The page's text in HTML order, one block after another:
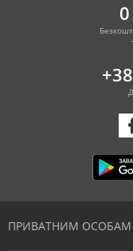
ПРИВАТНИМ ОСОБАМ